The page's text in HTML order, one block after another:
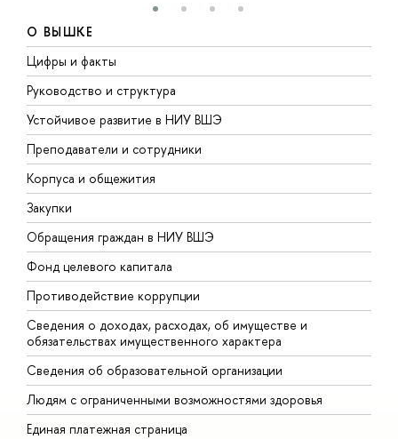
О ВЫШКЕ
Цифры и факты
Руководство и структура
Устойчивое развитие в НИУ ВШЭ
Преподаватели и сотрудники
Корпуса и общежития
Закупки
Обращения граждан в НИУ ВШЭ
Фонд целевого капитала
Противодействие коррупции
Сведения о доходах, расходах, об имуществе и
обязательствах имущественного характера
Сведения об образовательной организации
Людям с ограниченными возможностями здоровья
Единая платежная страница